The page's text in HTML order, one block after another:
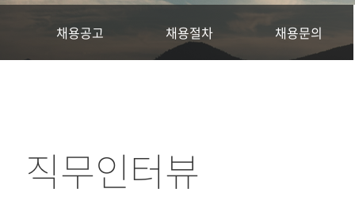
채용공고 채용절차 채용문의
직무인터뷰